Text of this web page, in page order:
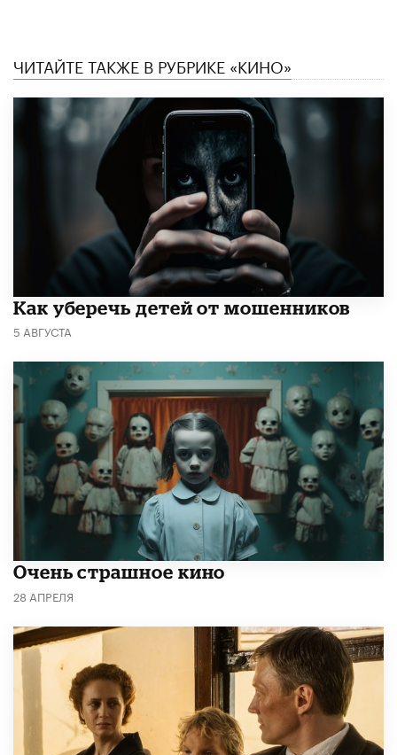
ЧИТАЙТЕ ТАКЖЕ В РУБРИКЕ «КИНО»
Как уберечь детей от мошенников
5 АВГУСТА
Очень страшное кино
28 АПРЕЛЯ